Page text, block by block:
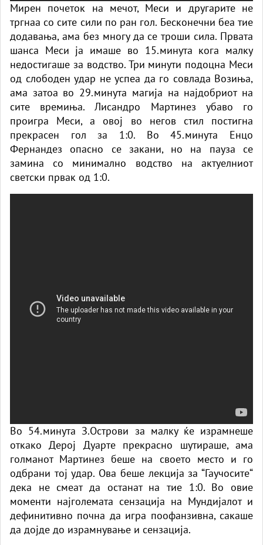
Мирен почеток на мечот, Меси и другарите не
тргнаа со сите сили по ран гол. Бесконечни беа тие
додавања, ама без многу да се троши сила. Првата
шанса Меси ја имаше во 15.минута кога малку
недостигаше за водство. Три минути подоцна Меси
од слободен удар не успеа да го совлада Возиња,
ама затоа во 29.минута магија на најдобриот на
сите времиња. Лисандро Мартинез убаво го
проигра Меси, а овој во негов стил постигна
прекрасен гол за 1:0. Во 45.минута Енцо
Фернандез опасно се закани, но на пауза се
замина со минимално водство на актуелниот
светски првак од 1:0.
Во 54.минута З.Острови за малку ќе израмнеше
откако Дерој Дуарте прекрасно шутираше, ама
голманот Мартинез беше на своето место и го
одбрани тој удар. Ова беше лекција за “Гаучосите“
дека не смеат да останат на тие 1:0. Во овие
моменти најголемата сензација на Мундијалот и
дефинитивно почна да игра поофанзивна, сакаше
да дојде до израмнување и сензација.